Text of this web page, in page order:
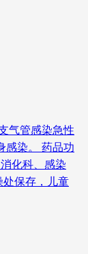
气管感染急性
感染。 药品功
化科、感染
处保存，儿童